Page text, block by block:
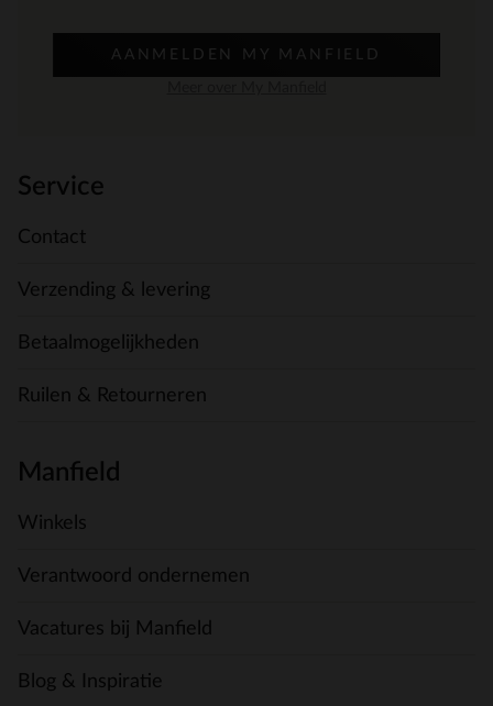
AANMELDEN MY MANFIELD
Service
Contact
Verzending & levering
Betaalmogelijkheden
Ruilen & Retourneren
Manfield
Winkels
Verantwoord ondernemen
Vacatures bij Manfield
Blog & Inspiratie